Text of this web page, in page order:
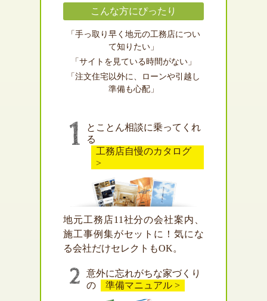
こんな方にぴったり
「手っ取り早く地元の工務店につい
て知りたい」
「サイトを見ている時間がない」
「注文住宅以外に、ローンや引越し
準備も心配」
とことん相談に乗ってくれ
る
工務店自慢のカタログ
>
地元工務店11社分の会社案内、
施工事例集がセットに！気にな
る会社だけセレクトもOK。
意外に忘れがちな家づくり
の
準備マニュアル >